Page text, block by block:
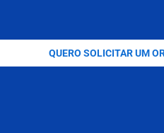
QUERO SOLICITAR UM